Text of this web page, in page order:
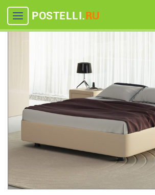
POSTELLI.RU